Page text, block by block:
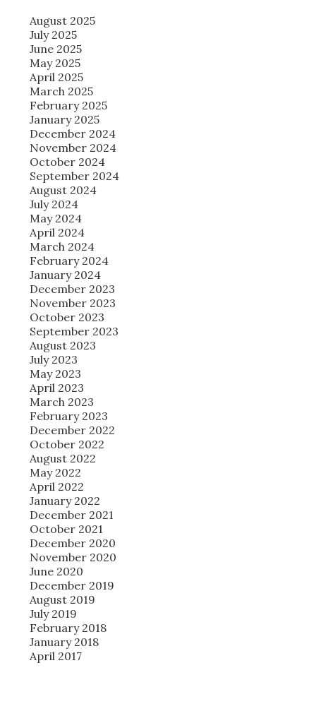
August 2025
July 2025
June 2025
May 2025
April 2025
March 2025
February 2025
January 2025
December 2024
November 2024
October 2024
September 2024
August 2024
July 2024
May 2024
April 2024
March 2024
February 2024
January 2024
December 2023
November 2023
October 2023
September 2023
August 2023
July 2023
May 2023
April 2023
March 2023
February 2023
December 2022
October 2022
August 2022
May 2022
April 2022
January 2022
December 2021
October 2021
December 2020
November 2020
June 2020
December 2019
August 2019
July 2019
February 2018
January 2018
April 2017